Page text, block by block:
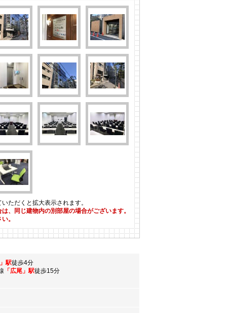
ただくと拡大表示されます。
、同じ建物内の別部屋の場合がございます。
。
駅徒歩4分
「広尾」駅徒歩15分